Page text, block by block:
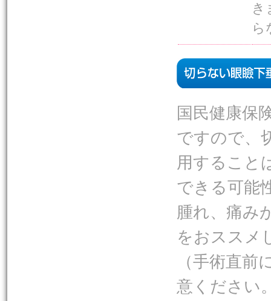
き
ら
国民健康保
ですので、
用すること
できる可能
腫れ、痛み
をおススメ
（手術直
意ください